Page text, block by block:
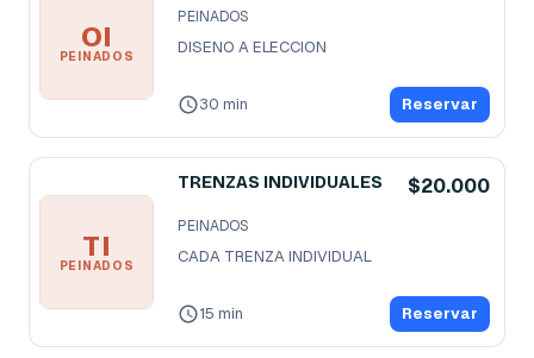
OI
PEINADOS
PEINADOS
DISENO A ELECCION
30 min Reservar
TI
PEINADOS
TRENZAS INDIVIDUALES $20.000
PEINADOS
CADA TRENZA INDIVIDUAL
15 min Reservar